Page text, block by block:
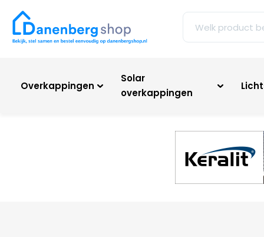
Overkappingen
Solar
overkappingen